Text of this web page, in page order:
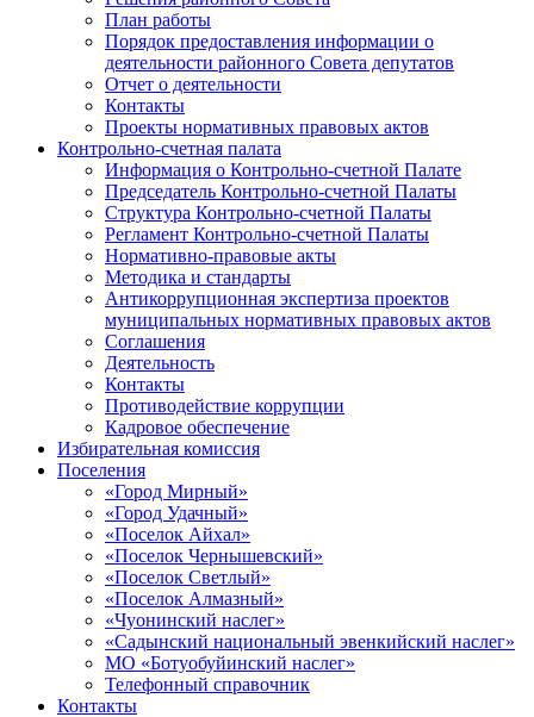
План работы
Порядок предоставления информации о
деятельности районного Совета депутатов
Отчет о деятельности
Контакты
Проекты нормативных правовых актов
Контрольно-счетная палата
Информация о Контрольно-счетной Палате
Председатель Контрольно-счетной Палаты
Структура Контрольно-счетной Палаты
Регламент Контрольно-счетной Палаты
Нормативно-правовые акты
Методика и стандарты
Антикоррупционная экспертиза проектов
муниципальных нормативных правовых актов
Соглашения
Деятельность
Контакты
Противодействие коррупции
Кадровое обеспечение
Избирательная комиссия
Поселения
«Город Мирный»
«Город Удачный»
«Поселок Айхал»
«Поселок Чернышевский»
«Поселок Светлый»
«Поселок Алмазный»
«Чуонинский наслег»
«Садынский национальный эвенкийский наслег»
МО «Ботуобуйинский наслег»
Телефонный справочник
Контакты